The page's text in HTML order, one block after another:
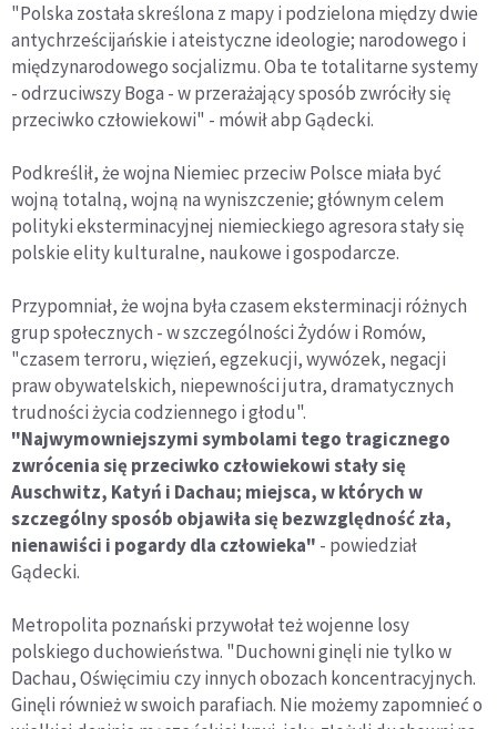
"Polska została skreślona z mapy i podzielona między dwie
antychrześcijańskie i ateistyczne ideologie; narodowego i
międzynarodowego socjalizmu. Oba te totalitarne systemy
- odrzuciwszy Boga - w przerażający sposób zwróciły się
przeciwko człowiekowi" - mówił abp Gądecki.
Podkreślił, że wojna Niemiec przeciw Polsce miała być
wojną totalną, wojną na wyniszczenie; głównym celem
polityki eksterminacyjnej niemieckiego agresora stały się
polskie elity kulturalne, naukowe i gospodarcze.
Przypomniał, że wojna była czasem eksterminacji różnych
grup społecznych - w szczególności Żydów i Romów,
"czasem terroru, więzień, egzekucji, wywózek, negacji
praw obywatelskich, niepewności jutra, dramatycznych
trudności życia codziennego i głodu".
"Najwymowniejszymi symbolami tego tragicznego
zwrócenia się przeciwko człowiekowi stały się
Auschwitz, Katyń i Dachau; miejsca, w których w
szczególny sposób objawiła się bezwzględność zła,
nienawiści i pogardy dla człowieka" - powiedział
Gądecki.
Metropolita poznański przywołał też wojenne losy
polskiego duchowieństwa. "Duchowni ginęli nie tylko w
Dachau, Oświęcimiu czy innych obozach koncentracyjnych.
Ginęli również w swoich parafiach. Nie możemy zapomnieć o